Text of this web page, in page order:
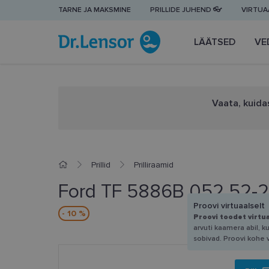
TARNE JA MAKSMINE PRILLIDE JUHEND 👓
LÄÄTSED
Vaata,
Prillid Prilliraamid
Ford TF 5886B 052 52-
- 10 %
Proovi virtuaalselt
Proovi toodet
arvuti kaamera abil,
sobivad. Proovi